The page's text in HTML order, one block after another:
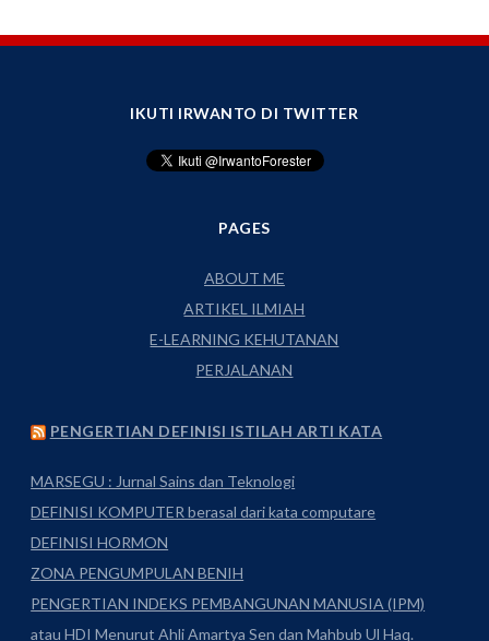
IKUTI IRWANTO DI TWITTER
PAGES
ABOUT ME
ARTIKEL ILMIAH
E-LEARNING KEHUTANAN
PERJALANAN
PENGERTIAN DEFINISI ISTILAH ARTI KATA
MARSEGU : Jurnal Sains dan Teknologi
DEFINISI KOMPUTER berasal dari kata computare
DEFINISI HORMON
ZONA PENGUMPULAN BENIH
PENGERTIAN INDEKS PEMBANGUNAN MANUSIA (IPM)
atau HDI Menurut Ahli Amartya Sen dan Mahbub Ul Haq.